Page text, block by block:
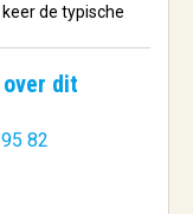
de typische
dit
82